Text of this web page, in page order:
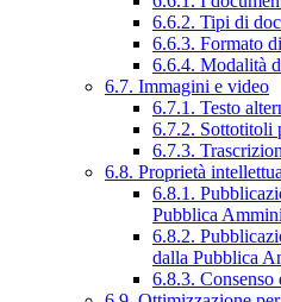
6.6.2. Tipi di
6.6.3. Formato
6.6.4. Modalità
6.7. Immagini e video
6.7.1. Testo
6.7.2. Sottotitoli
6.7.3.
6.8. Proprietà
6.8.1.
Pubblica
6.8.2.
dalla Pubblica
6.8.3. Consenso